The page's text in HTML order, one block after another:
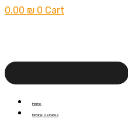
0.00 ₪ 0 Cart
Home
Moving Services